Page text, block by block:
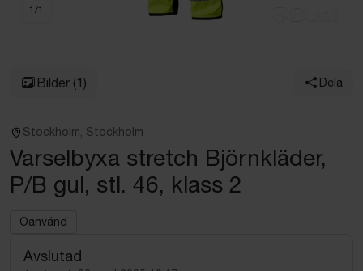
1 /1
Bilder (1) Dela
Stockholm, Stockholm
Varselbyxa stretch Björnkläder,
P/B gul, stl. 46, klass 2
Oanvänd
Avslutad